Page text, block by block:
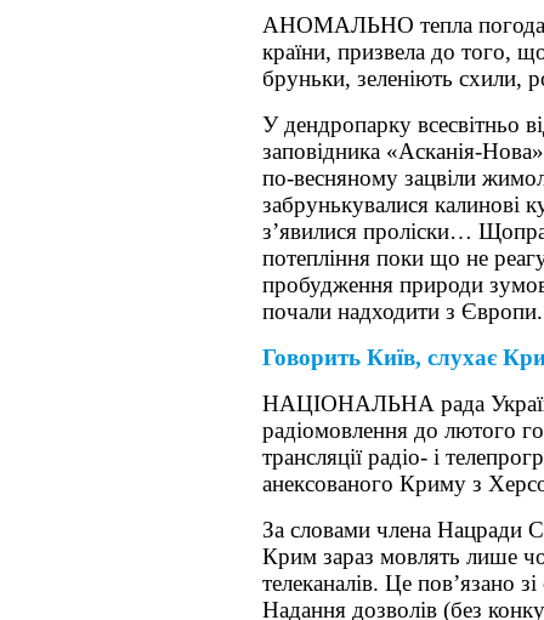
АНОМАЛЬНО тепла погода,
країни, призвела до того,
бруньки, зеленіють схили,
У дендропарку всесвітньо
заповідника «Асканія-
по-весняному зацвіли
забрунькувалися калинові
з’явилися проліски…
потепління поки що не
пробудження природи
почали надходити з Європи.
Говорить Київ, слухає
НАЦІОНАЛЬНА рада
радіомовлення до лютого
трансляції радіо- і
анексованого Криму з
За словами члена Нацради
Крим зараз мовлять лише
телеканалів. Це пов’язано
Надання дозволів (без